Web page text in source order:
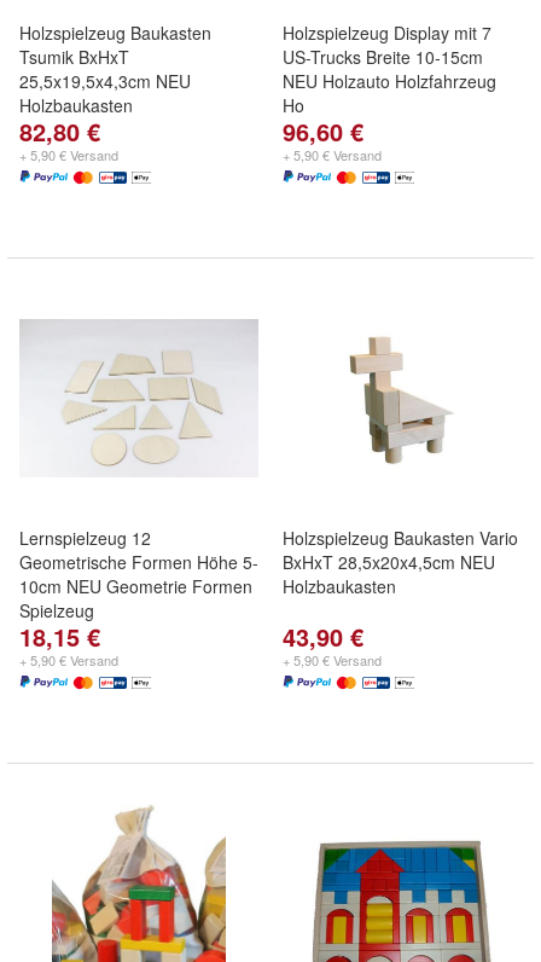
Holzspielzeug Baukasten
Tsumik BxHxT
25,5x19,5x4,3cm NEU
Holzbaukasten
82,80 €
+ 5,90 € Versand
Holzspielzeug Display mit 7
US-Trucks Breite 10-15cm
NEU Holzauto Holzfahrzeug
Ho
96,60 €
+ 5,90 € Versand
Lernspielzeug 12
Geometrische Formen Höhe 5-
10cm NEU Geometrie Formen
Spielzeug
18,15 €
+ 5,90 € Versand
Holzspielzeug Baukasten Vario
BxHxT 28,5x20x4,5cm NEU
Holzbaukasten
43,90 €
+ 5,90 € Versand